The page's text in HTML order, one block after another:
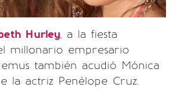
Hurley, a la fiesta
millonario empresario
también acudió Mónica
la actriz Penélope Cruz.